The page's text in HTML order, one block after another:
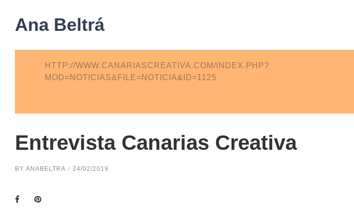
Ana Beltrá
HTTP://WWW.CANARIASCREATIVA.COM/INDEX.PHP?
MOD=NOTICIAS&FILE=NOTICIA&ID=1125
Entrevista Canarias Creativa
BY ANABELTRA 24/02/2019